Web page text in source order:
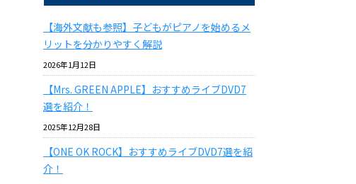
【海外文献も参照】子どもがピアノを始めるメ
リットを分かりやすく解説
2026年1月12日
【Mrs. GREEN APPLE】おすすめライブDVD7
選を紹介！
2025年12月28日
【ONE OK ROCK】おすすめライブDVD7選を紹
介！